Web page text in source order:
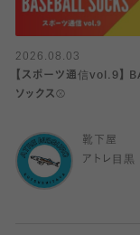
2026.08.03
【スポーツ通信vol.9】 BASEBALL
ソックス⚾️
靴下屋
アトレ目黒